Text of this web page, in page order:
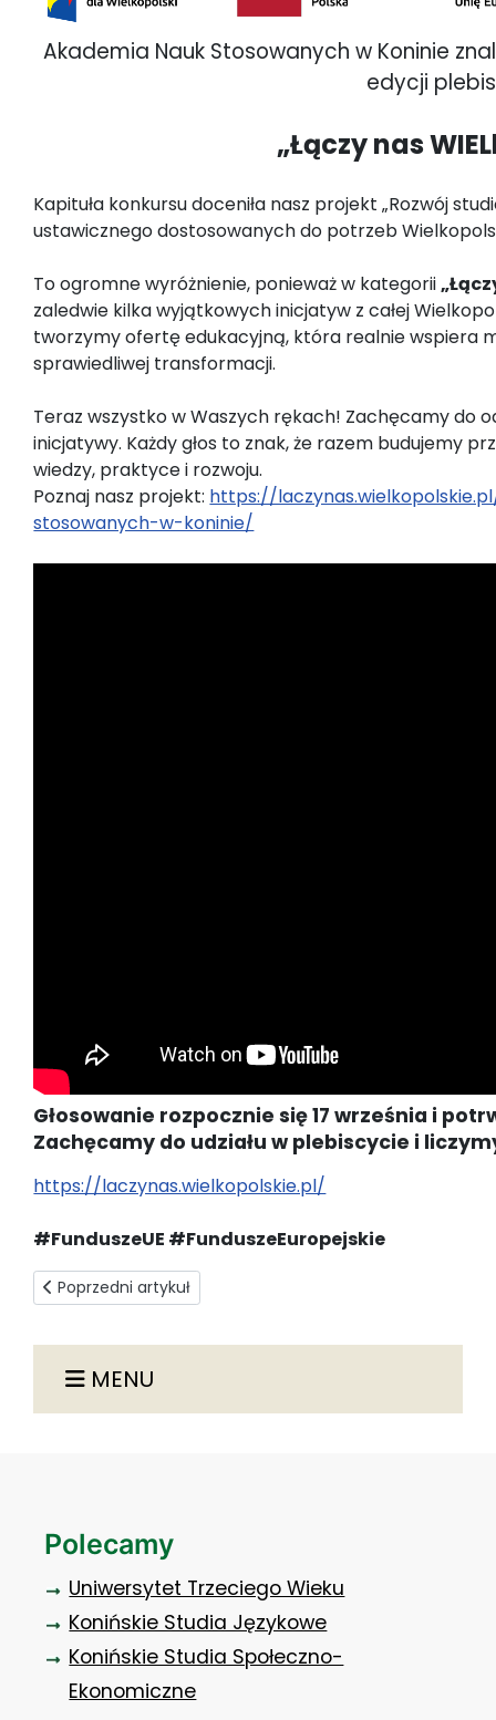
MENU
Akademia Nauk Stosowanych w Koninie
edycji
„Łączy nas
Kapituła konkursu doceniła nasz projekt „Rozwój
ustawicznego dostosowanych do potrzeb
To ogromne wyróżnienie, ponieważ w kategorii
zaledwie kilka wyjątkowych inicjatyw z całej
tworzymy ofertę edukacyjną, która realnie wspiera
sprawiedliwej transformacji.
Teraz wszystko w Waszych rękach! Zachęcamy do
inicjatywy. Każdy głos to znak, że razem budujemy
wiedzy, praktyce i rozwoju.
Poznaj nasz projekt: https://
stosowanych-w-koninie/
Głosowanie rozpocznie się 17 września i
Zachęcamy do udziału w plebiscycie i
https://laczynas.wielkopolskie.pl/
#FunduszeUE #FunduszeEuropejskie
Poprzedni artykuł: Pielęgniarstwo I stopnia z akredytacją!
Poprzedni artykuł
Polecamy
Uniwersytet Trzeciego Wieku
Konińskie Studia Językowe
Konińskie Studia Społeczno-
Ekonomiczne